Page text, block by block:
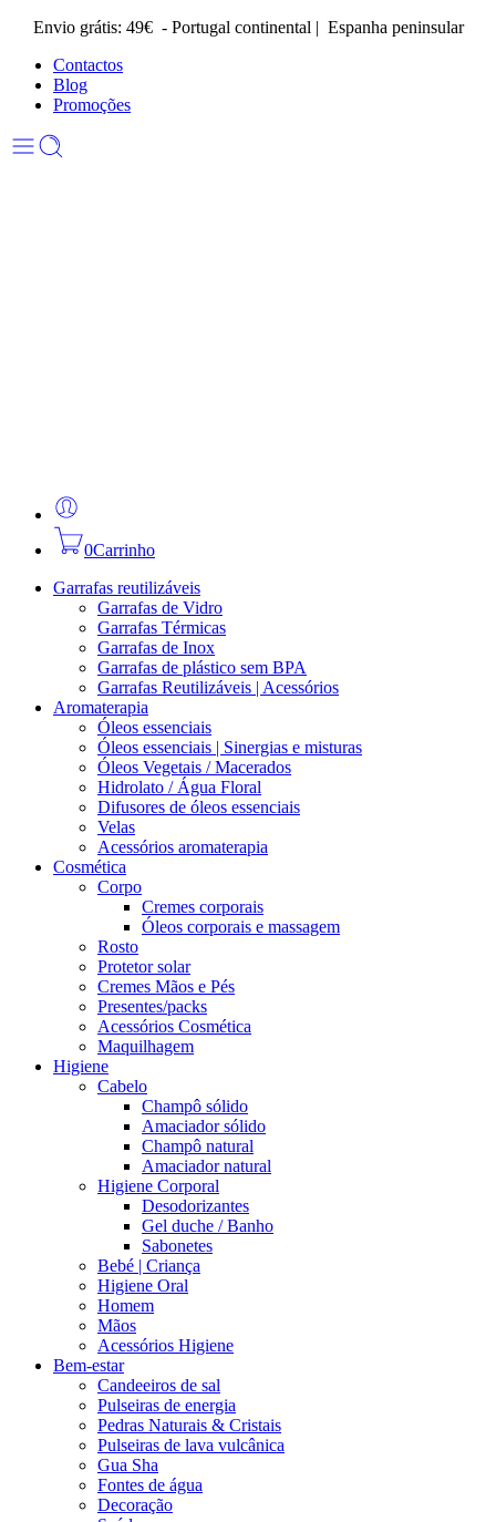
Envio grátis: 49€ - Portugal continental | Espanha peninsular
Contactos
Blog
Promoções
0Carrinho
Garrafas reutilizáveis
Garrafas de Vidro
Garrafas Térmicas
Garrafas de Inox
Garrafas de plástico sem BPA
Garrafas Reutilizáveis | Acessórios
Aromaterapia
Óleos essenciais
Óleos essenciais | Sinergias e misturas
Óleos Vegetais / Macerados
Hidrolato / Água Floral
Difusores de óleos essenciais
Velas
Acessórios aromaterapia
Cosmética
Corpo
Cremes corporais
Óleos corporais e massagem
Rosto
Protetor solar
Cremes Mãos e Pés
Presentes/packs
Acessórios Cosmética
Maquilhagem
Higiene
Cabelo
Champô sólido
Amaciador sólido
Champô natural
Amaciador natural
Higiene Corporal
Desodorizantes
Gel duche / Banho
Sabonetes
Bebé | Criança
Higiene Oral
Homem
Mãos
Acessórios Higiene
Bem-estar
Candeeiros de sal
Pulseiras de energia
Pedras Naturais & Cristais
Pulseiras de lava vulcânica
Gua Sha
Fontes de água
Decoração